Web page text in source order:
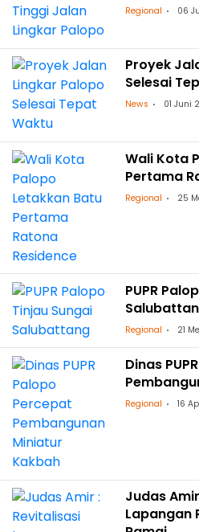
Regional 06
Proyek
Selesai
News 01 Juni
Wali Kota
Pertama
Regional 25
PUPR
Regional 21
Dinas
Regional 16
Judas
Lapangan